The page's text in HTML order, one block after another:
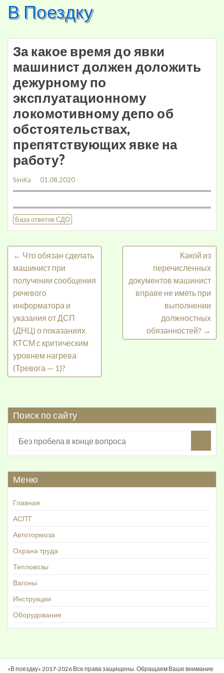
SkipВ Поездку
За какое время до явки
машинист должен доложить
дежурному по
эксплуатационному
локомотивному депо об
обстоятельствах,
препятствующих явке на
работу?
SimKa 01.08.2020
База ответов СДО
← Что обязан сделать
машинист при
получении сообщения
речевого
информатора и
указания от ДСП
(ДНЦ) о показаниях
КТСМ с критическим
уровнем нагрева
(Тревога — 1)?
Какой из
перечисленных
документов машинист
вправе не иметь при
выполнении
должностных
обязанностей? →
Поиск по сайту
Меню
Главная
АСПТ
Автотормоза
Охрана труда
Тепловозы
Вагоны
Инструкции
Оборудование
«В поездку» 2017-2026 Все права защищены. Обращаем Ваше внимание